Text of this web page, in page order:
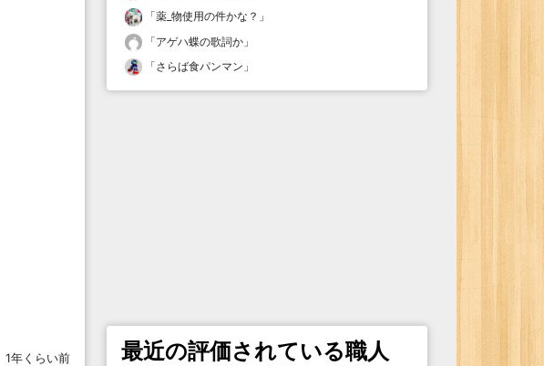
1年くらい前
「薬_物使用の件かな？ 」
「アゲハ蝶の歌詞か 」
「さらば食パンマン 」
最近の評価されている職人